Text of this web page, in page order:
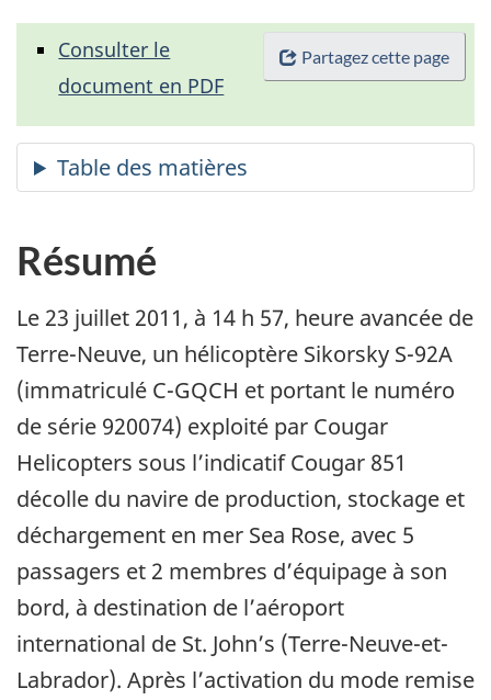
Partagez cette page
Consulter le
document en PDF
Résumé
Le 23 juillet 2011, à 14 h 57, heure avancée de
Terre-Neuve, un hélicoptère Sikorsky S-92A
(immatriculé C-GQCH et portant le numéro
de série 920074) exploité par Cougar
Helicopters sous l’indicatif Cougar 851
décolle du navire de production, stockage et
déchargement en mer Sea Rose, avec 5
passagers et 2 membres d’équipage à son
bord, à destination de l’aéroport
international de St. John’s (Terre-Neuve-et-
Labrador). Après l’activation du mode remise